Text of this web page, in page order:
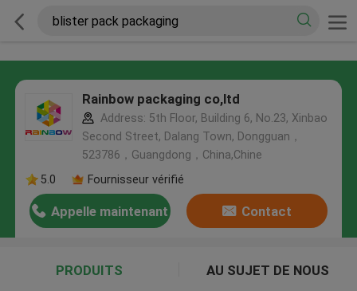
Rainbow packaging co,ltd
Address: 5th Floor, Building 6, No.23, Xinbao
Second Street, Dalang Town, Dongguan，
523786，Guangdong，China,Chine
5.0
Fournisseur vérifié
Appelle maintenant Contact
PRODUITS AU SUJET DE NOUS